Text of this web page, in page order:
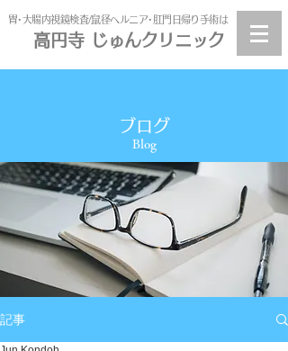
高円寺 じゅんクリニック
​胃･大腸内視鏡検査/鼠径ヘルニア･肛門日帰り手術は
高円寺 じゅんクリニック
ブログ
Blog
記事